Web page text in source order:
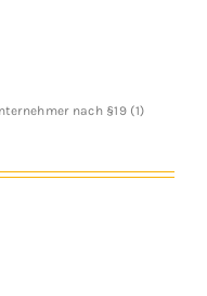
nach §19 (1)